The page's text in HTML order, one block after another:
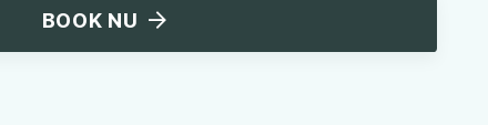
BOOK NU